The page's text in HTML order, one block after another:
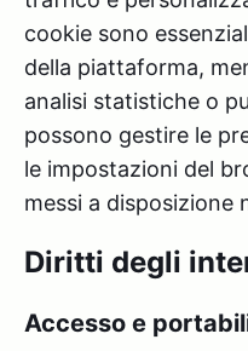
cookie sono
della piattaforma,
analisi statistiche o
possono gestire le
le impostazioni del
messi a disposizione
Diritti degli
Accesso e